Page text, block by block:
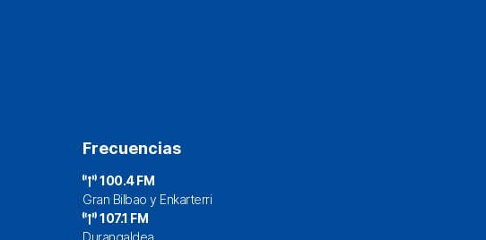
Frecuencias
100.4 FM
Gran Bilbao y Enkarterri
107.1 FM
Durangaldea